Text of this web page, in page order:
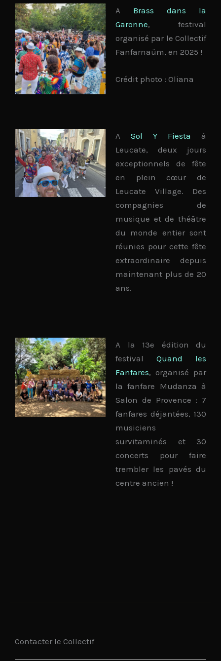
A Brass dans la
Garonne, festival
organisé par le Collectif
Fanfarnaüm, en 2025 !
Crédit photo : Oliana
A Sol Y Fiesta à
Leucate, deux jours
exceptionnels de fête
en plein cœur de
Leucate Village. Des
compagnies de
musique et de théâtre
du monde entier sont
réunies pour cette fête
extraordinaire depuis
maintenant plus de 20
ans.
A la 13e édition du
festival Quand les
Fanfares, organisé par
la fanfare Mudanza à
Salon de Provence : 7
fanfares déjantées, 130
musiciens
survitaminés et 30
concerts pour faire
trembler les pavés du
centre ancien !
Contacter le Collectif